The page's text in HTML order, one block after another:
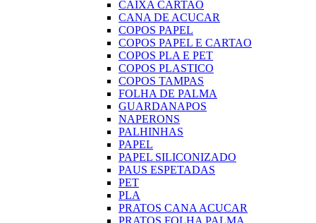
CAIXA CARTAO
CANA DE ACUCAR
COPOS PAPEL
COPOS PAPEL E CARTAO
COPOS PLA E PET
COPOS PLASTICO
COPOS TAMPAS
FOLHA DE PALMA
GUARDANAPOS
NAPERONS
PALHINHAS
PAPEL
PAPEL SILICONIZADO
PAUS ESPETADAS
PET
PLA
PRATOS CANA ACUCAR
PRATOS FOLHA PALMA